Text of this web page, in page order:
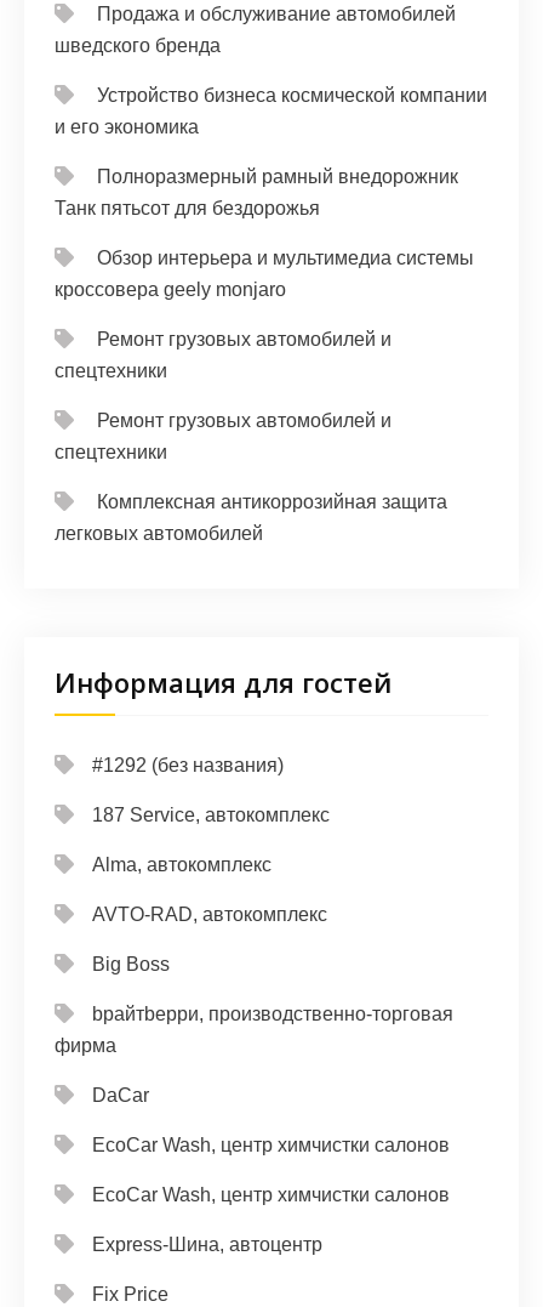
Продажа и обслуживание автомобилей
шведского бренда
Устройство бизнеса космической компании
и его экономика
Полноразмерный рамный внедорожник
Танк пятьсот для бездорожья
Обзор интерьера и мультимедиа системы
кроссовера geely monjaro
Ремонт грузовых автомобилей и
спецтехники
Ремонт грузовых автомобилей и
спецтехники
Комплексная антикоррозийная защита
легковых автомобилей
Информация для гостей
#1292 (без названия)
187 Service, автокомплекс
Alma, автокомплекс
AVTO-RAD, автокомплекс
Big Boss
bрайтbерри, производственно-торговая
фирма
DaCar
EcoCar Wash, центр химчистки салонов
EcoCar Wash, центр химчистки салонов
Express-Шина, автоцентр
Fix Price